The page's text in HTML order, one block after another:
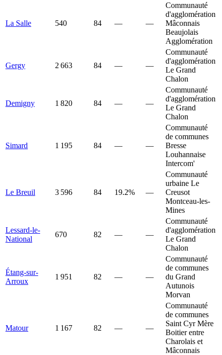
La Salle 540 84 — —
Communauté
d'agglomération
Mâconnais
Beaujolais
Agglomération
Gergy 2 663 84 — —
Communauté
d'agglomération
Le Grand
Chalon
Demigny 1 820 84 — —
Communauté
d'agglomération
Le Grand
Chalon
Simard 1 195 84 — —
Communauté
de communes
Bresse
Louhannaise
Intercom'
Le Breuil 3 596 84 19.2% —
Communauté
urbaine Le
Creusot
Montceau-les-
Mines
Lessard-le-
National
670 82 — —
Communauté
d'agglomération
Le Grand
Chalon
Étang-sur-
Arroux
1 951 82 — —
Communauté
de communes
du Grand
Autunois
Morvan
Matour 1 167 82 — —
Communauté
de communes
Saint Cyr Mère
Boitier entre
Charolais et
Mâconnais